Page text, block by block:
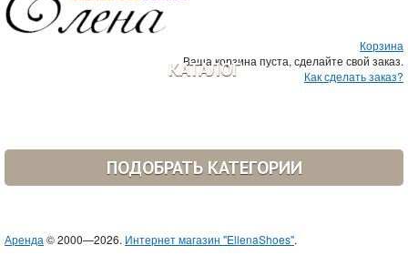
Корзина
Ваша корзина пуста, сделайте свой заказ.
Как сделать заказ?
КАТАЛОГ
ПОДОБРАТЬ КАТЕГОРИИ
Аренда © 2000—2026. Интернет магазин "EllenaShoes".